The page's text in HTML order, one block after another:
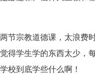
节宗教道德课，太浪费
得学生学的东西太少，
校到底学些什么啊！